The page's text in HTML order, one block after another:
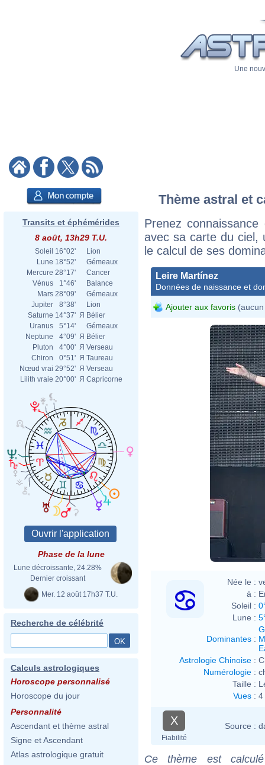
Une
Transits et éphémérides
8 août, 13h29 T.U.
Soleil 16°02'
Lion
Lune 18°52'
Gémeaux
Mercure 28°17'
Cancer
Vénus
1°46'
Balance
Mars 28°09'
Gémeaux
Jupiter
8°38'
Lion
Saturne 14°37' Я Bélier
Uranus
5°14'
Gémeaux
Neptune
4°09' Я Bélier
Pluton
4°00' Я Verseau
Chiron
0°51' Я Taureau
Nœud vrai 29°52' Я Verseau
Lilith vraie 20°00' Я Capricorne
Phase de la lune
Lune décroissante, 24.28%
Dernier croissant
Mer. 12 août 17h37 T.U.
Recherche de célébrité
Calculs astrologiques
Horoscope personnalisé
Horoscope du jour
Personnalité
Ascendant et thème astral
Signe et Ascendant
Atlas astrologique gratuit
Thème astral et
Prenez
avec sa carte du ciel,
le calcul de ses
Leire Martínez
Données de naissance et
Ajouter aux favoris
Née le :
à :
Soleil :
Lune :
Dominantes :
Astrologie Chinoise :
Numérologie :
Taille :
Vues : 4
X
Fiabilité
Source :
Ce thème est